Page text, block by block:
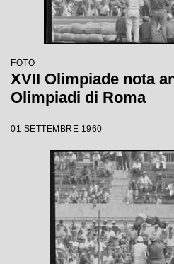
FOTO
XVII Olimpiade nota
Olimpiadi di Roma
01 SETTEMBRE 1960